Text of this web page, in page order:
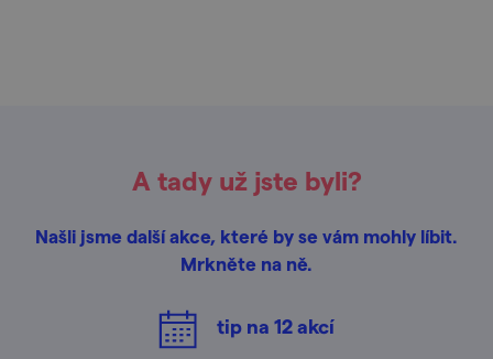
A tady už jste byli?
Našli jsme další akce, které by se vám mohly líbit.
Mrkněte na ně.
tip na 12akcí